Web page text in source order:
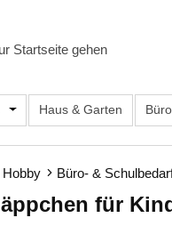
Öffne oder Schließe das
Haus & Garten
Hobby Büro- &
für